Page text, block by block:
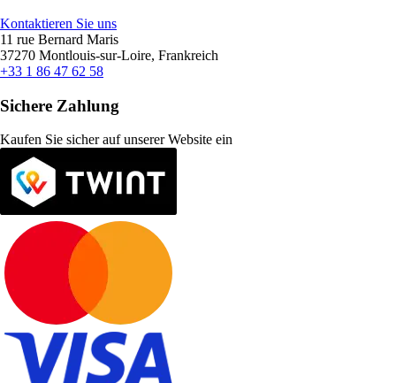
Kontaktieren Sie uns
11 rue Bernard Maris
37270 Montlouis-sur-Loire, Frankreich
+33 1 86 47 62 58
Sichere Zahlung
Kaufen Sie sicher auf unserer Website ein